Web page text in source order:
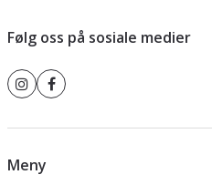
Følg oss på sosiale medier
Meny